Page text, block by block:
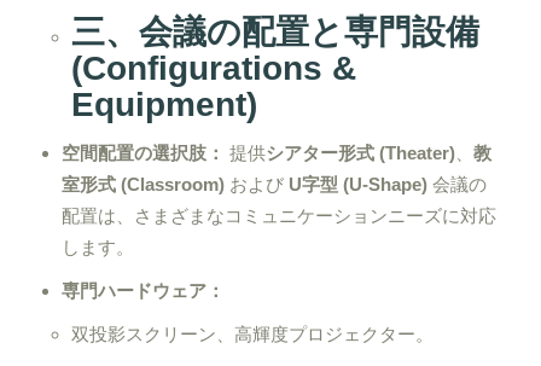
三、会議の配置と専門設備
(Configurations &
Equipment)
空間配置の選択肢： 提供シアター形式 (Theater)
教
室形式 (Classroom) および U字型 (U-Shape) 会議の
配置は、さまざまなコミュニケーションニーズに対応
します。
専門ハードウェア：
双投影スクリーン、高輝度プロジェクター。